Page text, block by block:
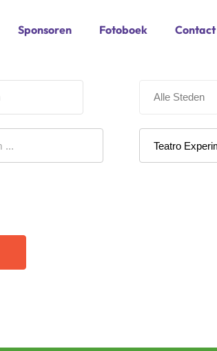
Sponsoren Fotoboek Contact